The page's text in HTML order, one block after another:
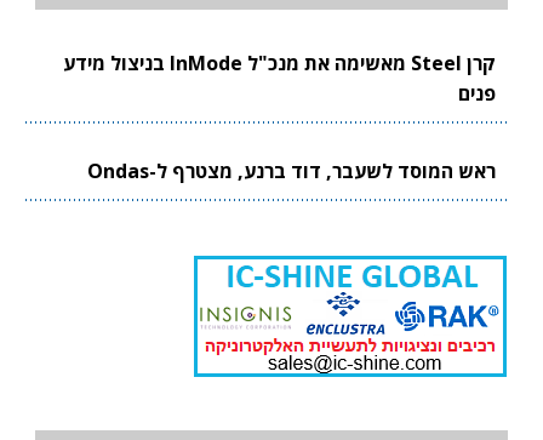
קרן Steel מאשימה את מנכ"ל InMode בניצול מידע
פנים
ראש המוסד לשעבר, דוד ברנע, מצטרף ל-Ondas